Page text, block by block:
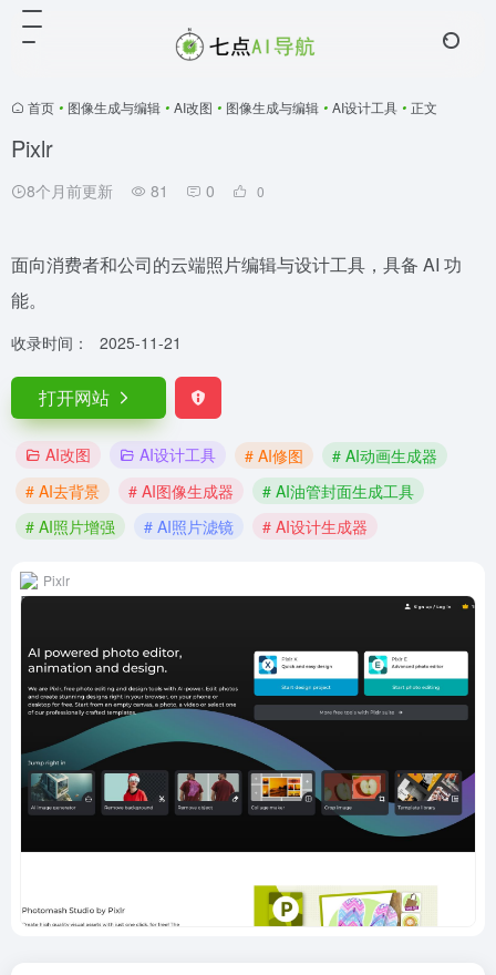
首页 • 图像生成与编辑 • AI改图 • 图像生成与编辑 • AI设计工具 • 正文
Pixlr
8个月前更新 81 0 0
面向消费者和公司的云端照片编辑与设计工具，具备 AI 功
能。
收录时间： 2025-11-21
打开网站
AI改图 AI设计工具 # AI修图
# AI动画生成器
# AI去背景
# AI图像生成器
# AI油管封面生成工具
# AI照片增强
# AI照片滤镜 # AI设计生成器
Pixlr